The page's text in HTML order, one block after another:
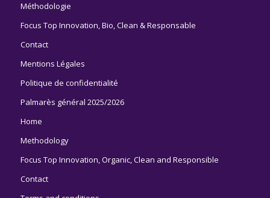
Méthodologie
Focus Top Innovation, Bio, Clean & Responsable
Contact
Mentions Légales
Politique de confidentialité
Palmarès général 2025/2026
Home
Methodology
Focus Top Innovation, Organic, Clean and Responsible
Contact